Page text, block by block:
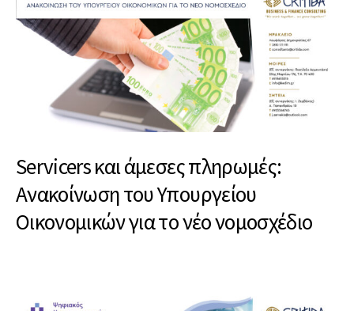
Servicers και άμεσες πληρωμές:
Ανακοίνωση του Υπουργείου
Οικονομικών για το νέο νομοσχέδιο